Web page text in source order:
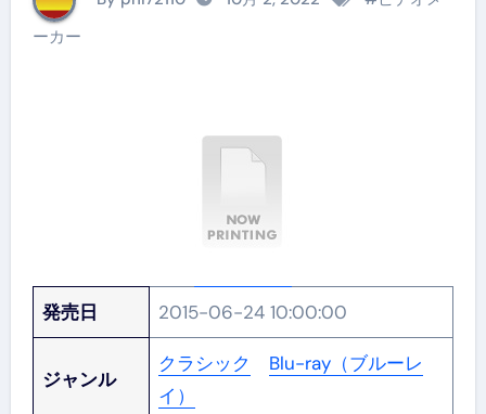
ィスク）
ーカー
発売日 2015-06-24 10:00:00
ジャンル
クラシック
Blu-ray（ブルーレ
イ）